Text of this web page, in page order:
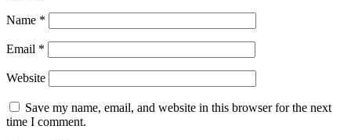
Name *
Email *
Website
Save my name, email, and website in this browser for the next
time I comment.